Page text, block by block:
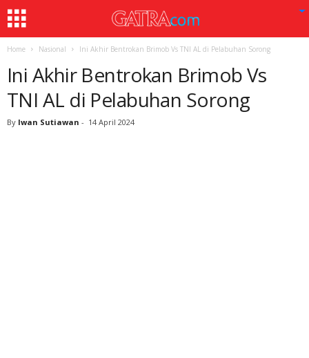
Home Nasional Ini Akhir Bentrokan Brimob Vs TNI AL di Pelabuhan Sorong
Ini Akhir Bentrokan Brimob Vs
TNI AL di Pelabuhan Sorong
By Iwan Sutiawan - 14 April 2024